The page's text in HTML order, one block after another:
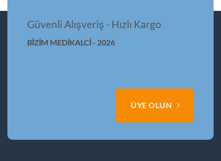
Güvenli Alışveriş - Hızlı Kargo
BİZİM MEDİKALCİ - 2026
ÜYE OLUN